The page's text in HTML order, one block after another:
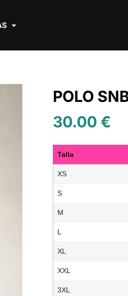
POLO
30.00 €
Talla
XS
S
M
L
XL
XXL
3XL